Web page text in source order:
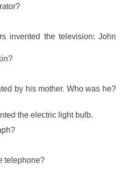
invented the television: John
by his mother. Who was he?
the electric light bulb.
telephone?